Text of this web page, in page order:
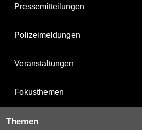
Pressemitteilungen
Polizeimeldungen
Veranstaltungen
Fokusthemen
Themen